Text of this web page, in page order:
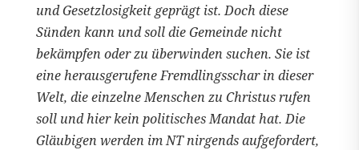
und Gesetzlosigkeit geprägt ist. Doch diese
Sünden kann und soll die Gemeinde nicht
bekämpfen oder zu überwinden suchen. Sie ist
eine herausgerufene Fremdlingsschar in dieser
Welt, die einzelne Menschen zu Christus rufen
soll und hier kein politisches Mandat hat. Die
Gläubigen werden im NT nirgends aufgefordert,